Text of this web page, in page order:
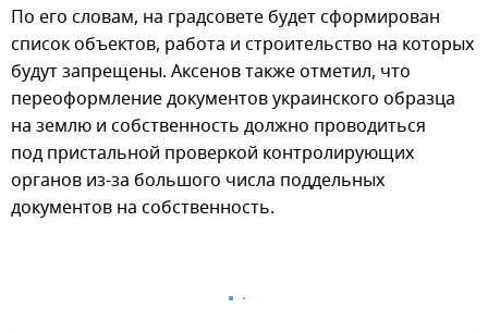
По его словам, на градсовете будет сформирован
список объектов, работа и строительство на которых
будут запрещены. Аксенов также отметил, что
переоформление документов украинского образца
на землю и собственность должно проводиться
под пристальной проверкой контролирующих
органов из-за большого числа поддельных
документов на собственность.